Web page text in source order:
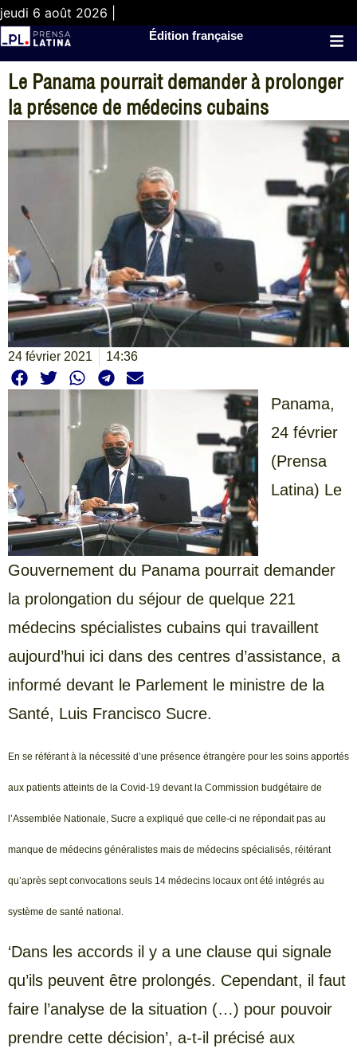
jeudi 6 août 2026 |
Édition française
Le Panama pourrait demander à prolonger
la présence de médecins cubains
24 février 2021 14:36
Panama,
24 février
(Prensa
Latina) Le
Gouvernement du Panama pourrait demander
la prolongation du séjour de quelque 221
médecins spécialistes cubains qui travaillent
aujourd’hui ici dans des centres d’assistance, a
informé devant le Parlement le ministre de la
Santé, Luis Francisco Sucre.
En se référant à la nécessité d’une présence étrangère pour les soins apportés
aux patients atteints de la Covid-19 devant la Commission budgétaire de
l’Assemblée Nationale, Sucre a expliqué que celle-ci ne répondait pas au
manque de médecins généralistes mais de médecins spécialisés, réitérant
qu’après sept convocations seuls 14 médecins locaux ont été intégrés au
système de santé national.
‘Dans les accords il y a une clause qui signale
qu’ils peuvent être prolongés. Cependant, il faut
faire l’analyse de la situation (…) pour pouvoir
prendre cette décision’, a-t-il précisé aux